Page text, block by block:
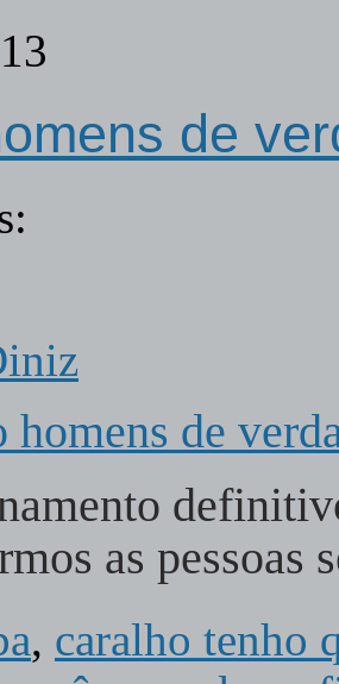
de
as
, caralho tenho